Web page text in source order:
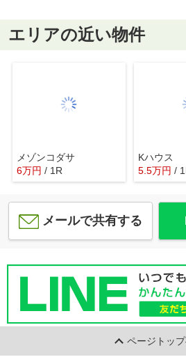
エリアの近い物件
メゾンコダサ
6万円 / 1R
Kハウス
5.5万円 /
メールで共有する
ページトッ